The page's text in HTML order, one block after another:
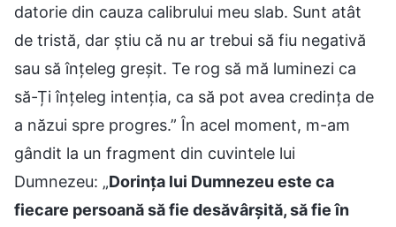
datorie din cauza calibrului meu slab. Sunt atât
de tristă, dar știu că nu ar trebui să fiu negativă
sau să înțeleg greșit. Te rog să mă luminezi ca
să-Ți înțeleg intenția, ca să pot avea credința de
a năzui spre progres.” În acel moment, m-am
gândit la un fragment din cuvintele lui
Dumnezeu: „Dorința lui Dumnezeu este ca
fiecare persoană să fie desăvârșită, să fie în